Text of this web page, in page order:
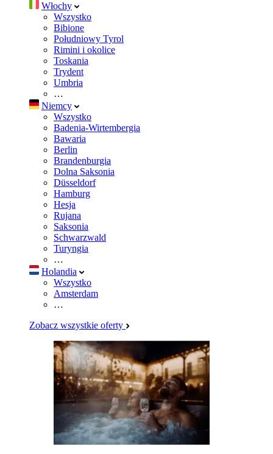
Włochy
Wszystko
Bibione
Południowy Tyrol
Rimini i okolice
Toskania
Trydent
Umbria
…
Niemcy
Wszystko
Badenia-Wirtembergia
Bawaria
Berlin
Brandenburgia
Dolna Saksonia
Düsseldorf
Hamburg
Hesja
Rujana
Saksonia
Schwarzwald
Turyngia
…
Holandia
Wszystko
Amsterdam
…
Zobacz wszystkie oferty